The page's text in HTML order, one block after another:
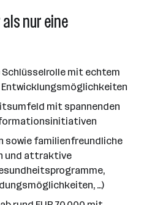
nur eine
Schlüsselrolle mit echtem
mit spannenden
sowie familienfreundliche
und attraktive
…)